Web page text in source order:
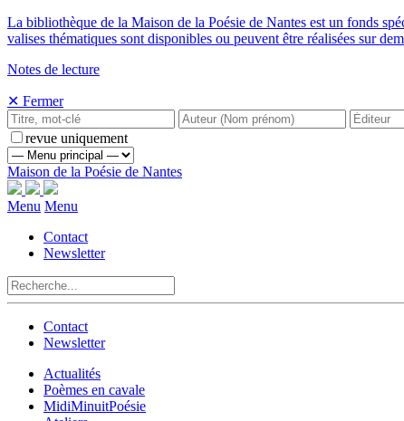
La bibliothèque de la Maison de la Poésie de Nantes est un fonds
valises thématiques sont disponibles ou peuvent être réalisées sur
Notes de lecture
✕ Fermer
revue uniquement
Maison de la Poésie de Nantes
Menu Menu
Contact
Newsletter
Contact
Newsletter
Actualités
Poèmes en cavale
MidiMinuitPoésie